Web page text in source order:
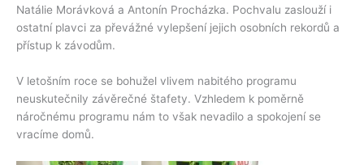
Natálie Morávková a Antonín Procházka. Pochvalu zaslouží i
ostatní plavci za převážné vylepšení jejich osobních rekordů a
přístup k závodům.
V letošním roce se bohužel vlivem nabitého programu
neuskutečnily závěrečné štafety. Vzhledem k poměrně
náročnému programu nám to však nevadilo a spokojení se
vracíme domů.